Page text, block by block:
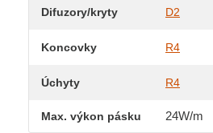
Difuzory/kryty D2
Koncovky R4
Úchyty R4
Max. výkon pásku 24W/m